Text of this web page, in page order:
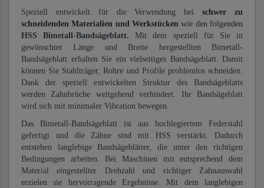
Speziell entwickelt für die Verwendung beischwer zu
schneidenden Materialien und Werkstücken wie den folgenden
HSS Bimetall-Bandsägeblatt. Mit dem speziell für Sie in
gewünschter Länge und Breite hergestellten Bimetall-
Bandsägeblatt erhalten Sie ein vielseitiges Bandsägeblatt. Damit
können Sie Stahlträger, Rohre und Profile problemlos schneiden.
Dank der speziell entwickelten Struktur des Bandsägeblatts
werden Zahnbrüche weitgehend verhindert. Ihr Bandsägeblatt
wird sich mit minimaler Vibration bewegen.
Das Bimetall-Bandsägeblatt ist aus hochlegiertem Federstahl
gefertigt und die Zähne sind mit HSS verstärkt. Dadurch
entstehen langlebige Bandsägeblätter, die unter den richtigen
Bedingungen arbeiten. Bei Maschinen mit entsprechend dem
Material eingestellter Drehzahl und richtiger Zahnauswahl
erzielen sie hervorragende Ergebnisse. Mit dem langlebigen